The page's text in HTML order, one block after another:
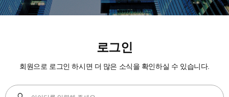
로그인
회원으로 로그인 하시면 더 많은 소식을 확인하실 수 있습니다.